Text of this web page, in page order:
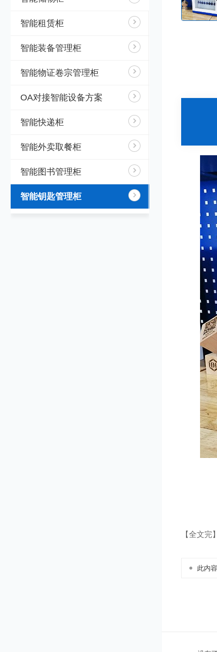
智能租赁柜
智能装备管理柜
智能物证卷宗管理柜
OA对接智能设备方案
智能快递柜
智能外卖取餐柜
智能图书管理柜
智能钥匙管理柜
【全文完
此内